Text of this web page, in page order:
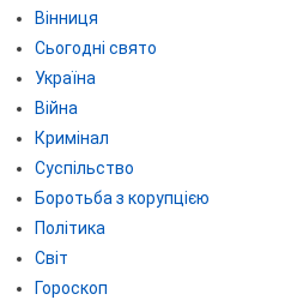
Вінниця
Сьогодні свято
Україна
Війна
Кримінал
Суспільство
Боротьба з корупцією
Політика
Світ
Гороскоп